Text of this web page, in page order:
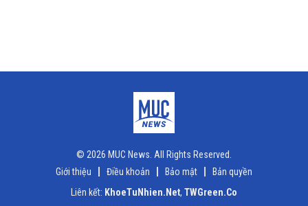
© 2026 MUC News. All Rights Reserved.
Giới thiệu
Điều khoản Bảo mật
Bản quyền
Liên kết: KhoeTuNhien.Net, TWGreen.Co